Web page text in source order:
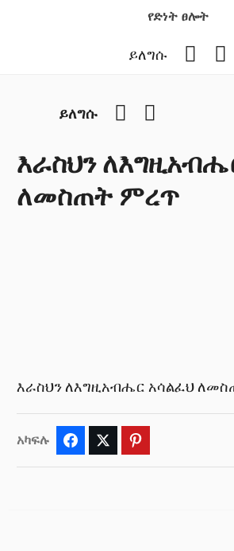
የድነት ፀሎት
ይለግሱ
ይለግሱ
እራስህን
ለመስጠት ምረጥ
እራስህን ለእግዚአብሔር አሳልፈህ
አካፍሉ Facebook Twitter